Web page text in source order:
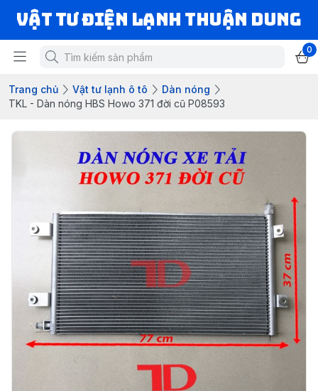
VẬT TƯ ĐIỆN LẠNH THUẬN DUNG
0
Trang chủ Vật tư lạnh ô tô
Dàn nóng
TKL - Dàn nóng HBS Howo 371 đời cũ P08593